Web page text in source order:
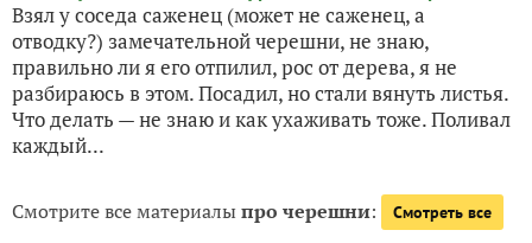
Взял у соседа саженец (может не саженец, а
отводку?) замечательной черешни, не знаю,
правильно ли я его отпилил, рос от дерева, я не
разбираюсь в этом. Посадил, но стали вянуть листья.
Что делать — не знаю и как ухаживать тоже. Поливал
каждый...
Смотрите все материалыпро черешни: Смотреть все